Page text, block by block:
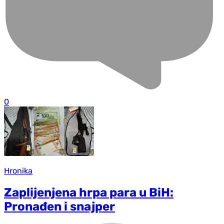
0
Hronika
Zaplijenjena hrpa para u BiH:
Pronađen i snajper